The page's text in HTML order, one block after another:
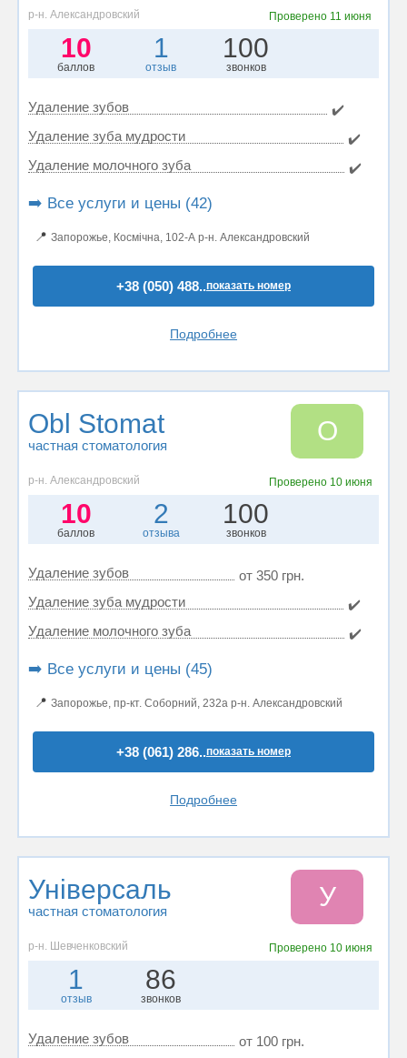
р-н. Александровский Проверено 11 июня
10
баллов
1
отзыв
100
звонков
Удаление зубов
✔️
Удаление зуба мудрости
✔️
Удаление молочного зуба
✔️
➡️ Все услуги и цены (42)
📍 Запорожье, Космічна, 102-А р-н. Александровский
+38 (050) 488..показать номер
Подробнее
Obl Stomat
частная стоматология O
р-н. Александровский Проверено 10 июня
10
баллов
2
отзыва
100
звонков
Удаление зубов
от 350 грн.
Удаление зуба мудрости
✔️
Удаление молочного зуба
✔️
➡️ Все услуги и цены (45)
📍 Запорожье, пр-кт. Соборний, 232а р-н. Александровский
+38 (061) 286..показать номер
Подробнее
Універсаль
частная стоматология У
р-н. Шевченковский Проверено 10 июня
1
отзыв
86
звонков
Удаление зубов от 100 грн.